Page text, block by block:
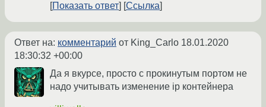
Показать ответ
Ссылка
Ответ на: комментарий от King_Carlo 18.01.2020
18:30:32 +00:00
Да я вкурсе, просто с прокинутым портом не
надо учитывать изменение ip контейнера